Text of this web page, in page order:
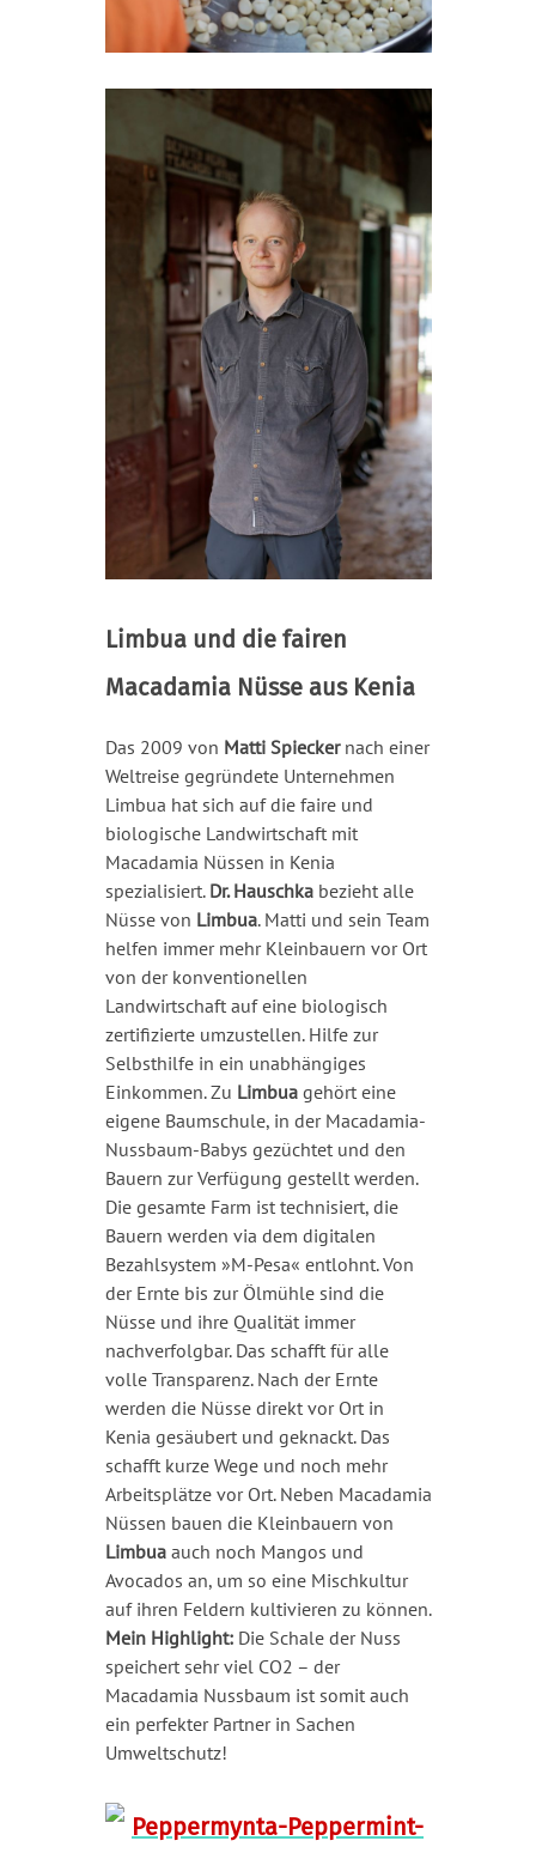
Limbua und die fairen
Macadamia Nüsse aus Kenia
Das 2009 von Matti Spieckernach einer
Weltreise gegründete Unternehmen
Limbua hat sich auf die faire und
biologische Landwirtschaft mit
Macadamia Nüssen in Kenia
spezialisiert. Dr. Hauschkabezieht alle
Nüsse von Limbua. Matti und sein Team
helfen immer mehr Kleinbauern vor Ort
von der konventionellen
Landwirtschaft auf eine biologisch
zertifizierte umzustellen. Hilfe zur
Selbsthilfe in ein unabhängiges
Einkommen. Zu Limbuagehört eine
eigene Baumschule, in der Macadamia-
Nussbaum-Babys gezüchtet und den
Bauern zur Verfügung gestellt werden.
Die gesamte Farm ist technisiert, die
Bauern werden via dem digitalen
Bezahlsystem »M-Pesa« entlohnt. Von
der Ernte bis zur Ölmühle sind die
Nüsse und ihre Qualität immer
nachverfolgbar. Das schafft für alle
volle Transparenz. Nach der Ernte
werden die Nüsse direkt vor Ort in
Kenia gesäubert und geknackt. Das
schafft kurze Wege und noch mehr
Arbeitsplätze vor Ort. Neben Macadamia
Nüssen bauen die Kleinbauern von
Limbuaauch noch Mangos und
Avocados an, um so eine Mischkultur
auf ihren Feldern kultivieren zu können.
Mein Highlight:Die Schale der Nuss
speichert sehr viel CO2 – der
Macadamia Nussbaum ist somit auch
ein perfekter Partner in Sachen
Umweltschutz!